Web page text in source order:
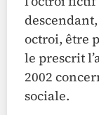
octroi, être
le prescrit
2002
sociale.